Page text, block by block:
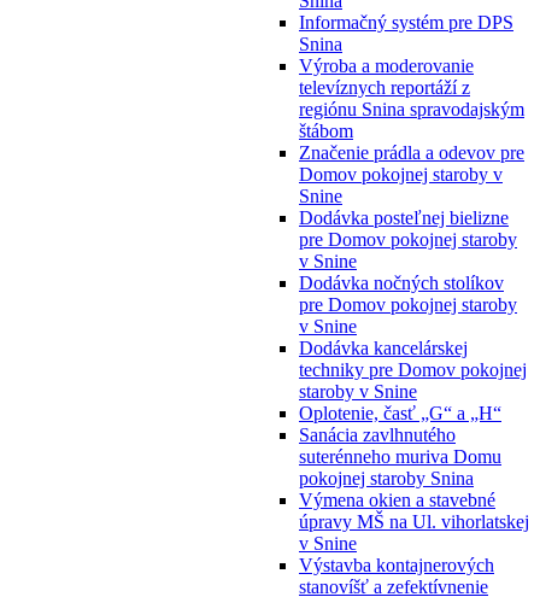
Informačný systém pre DPS
Snina
Výroba a moderovanie
televíznych reportáží z
regiónu Snina spravodajským
štábom
Značenie prádla a odevov pre
Domov pokojnej staroby v
Snine
Dodávka posteľnej bielizne
pre Domov pokojnej staroby
v Snine
Dodávka nočných stolíkov
pre Domov pokojnej staroby
v Snine
Dodávka kancelárskej
techniky pre Domov pokojnej
staroby v Snine
Oplotenie, časť „G“ a „H“
Sanácia zavlhnutého
suterénneho muriva Domu
pokojnej staroby Snina
Výmena okien a stavebné
úpravy MŠ na Ul. vihorlatskej
v Snine
Výstavba kontajnerových
stanovíšť a zefektívnenie